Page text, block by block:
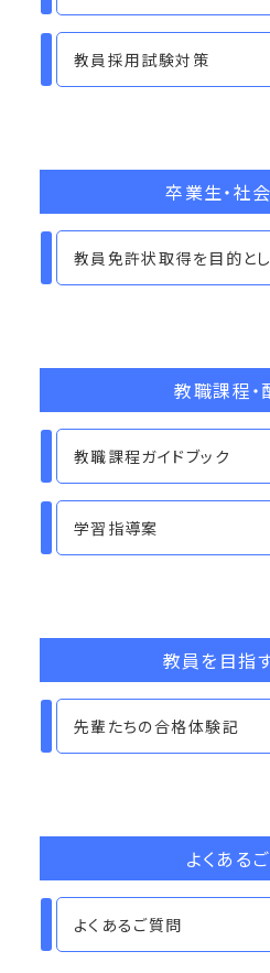
教員採用試験対策
卒業生・社
教員免許状取得を目的と
教職課程・
教職課程ガイドブック
学習指導案
教員を目指
先輩たちの合格体験記
よくある
よくあるご質問